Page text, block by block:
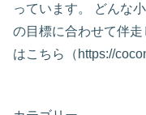
っています。 どんな
の目標に合わせて伴
はこちら（https://